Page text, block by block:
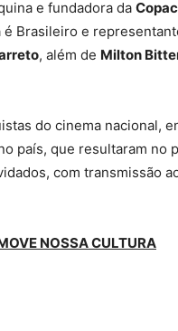
e fundadora da
Brasileiro e
, além de Milton
do cinema nacional,
país, que resultaram no
com transmissão
NOSSA CULTURA